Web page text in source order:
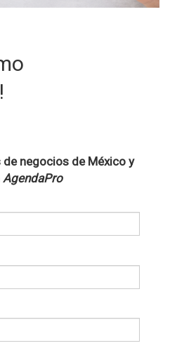
negocios de México y
AgendaPro